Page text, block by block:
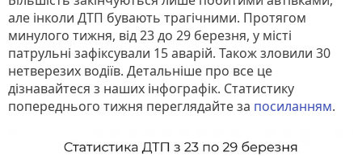
але інколи ДТП бувають трагічними. Протягом
минулого тижня, від 23 до 29 березня, у місті
патрульні зафіксували 15 аварій. Також зловили 30
нетверезих водіїв. Детальніше про все це
дізнавайтеся з наших інфографік. Статистику
попереднього тижня переглядайте за посиланням.